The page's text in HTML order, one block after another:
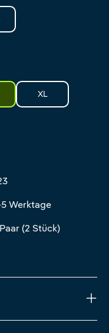
XL
Werktage
(2 Stück)